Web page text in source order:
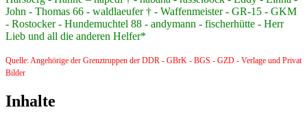
John - Thomas 66 - waldlaeufer † - Waffenmeister - GR-15 - GKM
- Rostocker - Hundemuchtel 88 - andymann - fischerhütte - Herr
Lieb und all die anderen Helfer*
Quelle: Angehörige der Grenztruppen der DDR - GBrK - BGS - GZD - Verlage und Privat
Bilder
Inhalte